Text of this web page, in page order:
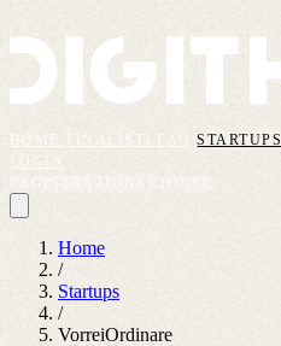
FAQSTARTUPS
Home
/
Startups
/
VorreiOrdinare